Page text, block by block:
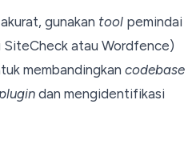
gunakan tool pemindai
SiteCheck atau Wordfence)
membandingkan codebase
dan mengidentifikasi